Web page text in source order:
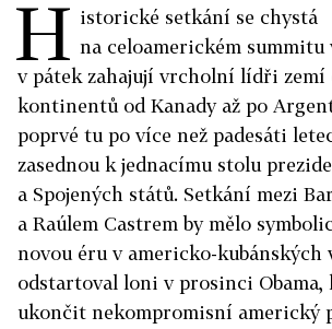
H istorické setkání se chystá
na celoamerickém summitu
v pátek zahajují vrcholní lídři zemí
kontinentů od Kanady až po
poprvé tu po více než padesáti
zasednou k jednacímu stolu
a Spojených států. Setkání mezi
a Raúlem Castrem by mělo
novou éru v americko-kubánských
odstartoval loni v prosinci Obama,
ukončit nekompromisní americký